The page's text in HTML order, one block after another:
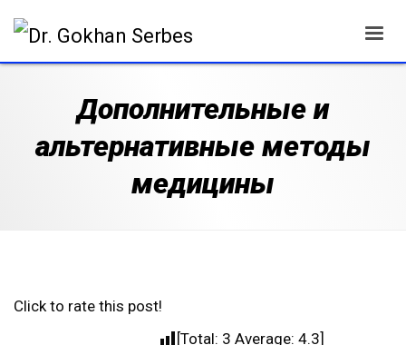
Дополнительные и
альтернативные методы
медицины
Click to rate this post!
[Total: 3 Average: 4.3]